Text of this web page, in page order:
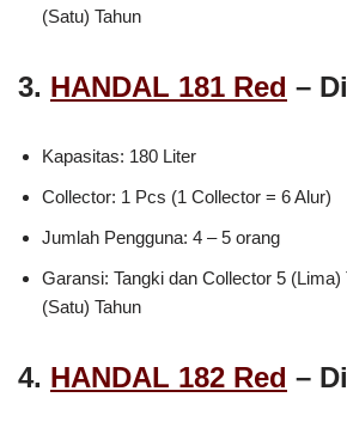
(Satu) Tahun
3. HANDAL 181 Red –
Kapasitas: 180 Liter
Collector: 1 Pcs (1 Collector = 6 Alur)
Jumlah Pengguna: 4 – 5 orang
Garansi: Tangki dan Collector 5 (Lima)
(Satu) Tahun
4. HANDAL 182 Red –